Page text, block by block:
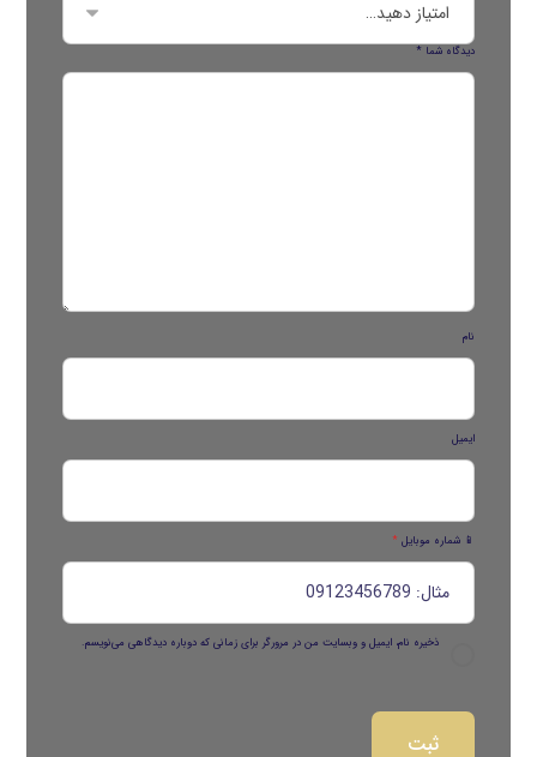
دیدگاه شما*
نام
ایمیل
📱 شماره موبایل *
ذخیره نام، ایمیل و وبسایت من در مرورگر برای زمانی که دوباره دیدگاهی می‌نویسم.